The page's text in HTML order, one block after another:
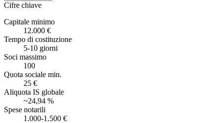
Cifre chiave
Capitale minimo
12.000 €
Tempo di costituzione
5-10 giorni
Soci massimo
100
Quota sociale min.
25 €
Aliquota IS globale
~24,94 %
Spese notarili
1.000-1.500 €